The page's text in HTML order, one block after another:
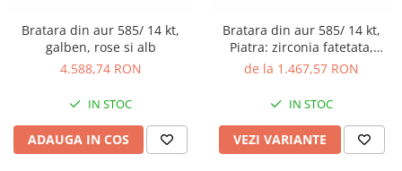
Bratara din aur 585/ 14 kt,
galben, rose si alb
4.588,74 RON
IN STOC
ADAUGA IN COS
Bratara din aur 585/ 14 kt,
Piatra: zirconia fatetata,
Culoare: transparenta
de la 1.467,57 RON
IN STOC
VEZI VARIANTE